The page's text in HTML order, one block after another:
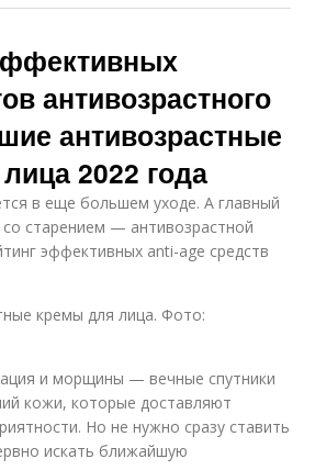
антивозрастного
антивозрастные
2022 года
в еще большем уходе. А главный
старением — антивозрастной
эффективных anti-age средств
кремы для лица. Фото:
и морщины — вечные спутники
кожи, которые доставляют
Но не нужно сразу ставить
искать ближайшую